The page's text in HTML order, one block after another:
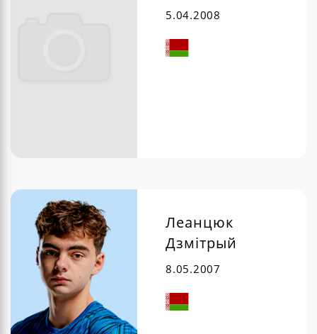
5.04.2008
Леанцюк
Дзмітрый
8.05.2007